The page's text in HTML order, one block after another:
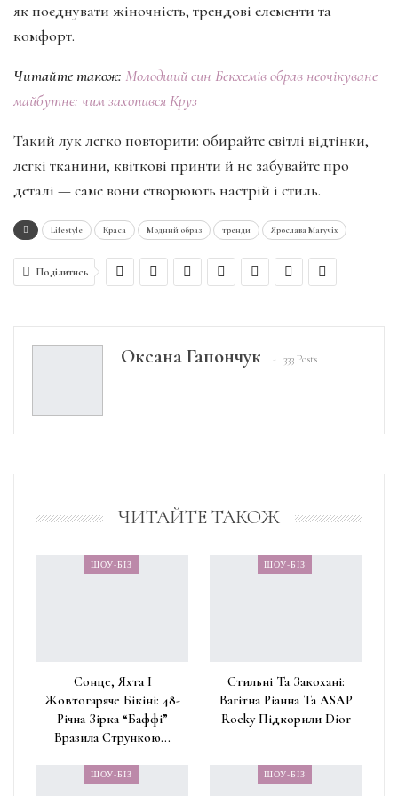
як поєднувати жіночність, трендові елементи та
комфорт.
Читайте також: Молодший син Бекхемів обрав неочікуване
майбутнє: чим захопився Круз
Такий лук легко повторити: обирайте світлі відтінки,
легкі тканини, квіткові принти й не забувайте про
деталі — саме вони створюють настрій і стиль.
Lifestyle Краса Модний образ тренди Ярослава Магучіх
Поділитись
Оксана Гапончук 333 Posts
ЧИТАЙТЕ ТАКОЖ
ШОУ-БІЗ
Сонце, Яхта І
Жовтогаряче Бікіні: 48-
Річна Зірка “Баффі”
Вразила Стрункою…
ШОУ-БІЗ
Стильні Та Закохані:
Вагітна Ріанна Та ASAP
Rocky Підкорили Dior
ШОУ-БІЗ ШОУ-БІЗ